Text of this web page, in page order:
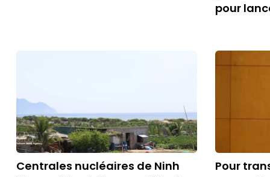
pour
Centrales nucléaires de Ninh
Pour